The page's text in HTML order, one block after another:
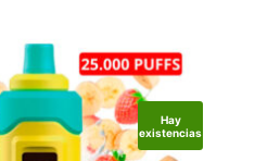
Hay
existencias